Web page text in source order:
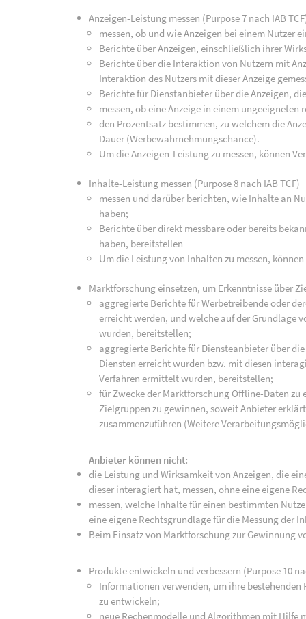
Anzeigen-Leistung messen (Purpose 7 nach IAB
messen, ob und wie Anzeigen bei einem
Berichte über Anzeigen, einschließlich ihrer
Berichte über die Interaktion von Nutzern mit
Interaktion des Nutzers mit dieser Anzeige
Berichte für Dienstanbieter über die Anzeigen,
messen, ob eine Anzeige in einem
den Prozentsatz bestimmen, zu welchem die
Dauer (Werbewahrnehmungschance).
Um die Anzeigen-Leistung zu messen, können
Inhalte-Leistung messen (Purpose 8 nach IAB TCF)
messen und darüber berichten, wie Inhalte an
haben;
Berichte über direkt messbare oder bereits
haben, bereitstellen
Um die Leistung von Inhalten zu messen,
Marktforschung einsetzen, um Erkenntnisse über
aggregierte Berichte für Werbetreibende oder
erreicht werden, und welche auf der Grundlage
wurden, bereitstellen;
aggregierte Berichte für Diensteanbieter über
Diensten erreicht wurden bzw. mit diesen
Verfahren ermittelt wurden, bereitstellen;
für Zwecke der Marktforschung Offline-Daten
Zielgruppen zu gewinnen, soweit Anbieter
zusammenzuführen (Weitere
Anbieter können nicht:
die Leistung und Wirksamkeit von Anzeigen, die
dieser interagiert hat, messen, ohne eine eigene
messen, welche Inhalte für einen bestimmten
eine eigene Rechtsgrundlage für die Messung der
Beim Einsatz von Marktforschung zur Gewinnung
Produkte entwickeln und verbessern (Purpose 10
Informationen verwenden, um ihre bestehenden
zu entwickeln;
neue Rechenmodelle und Algorithmen mit Hilfe